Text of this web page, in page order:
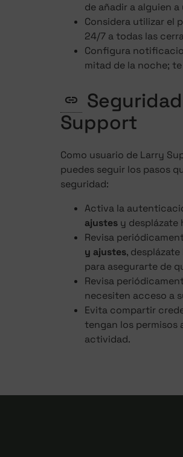
de añadir a alguien
Considera utilizar el
24/7 a todas las
Configura
mitad de la noche;
Support
Como usuario de Larry
puedes seguir los pasos
seguridad:
Activa la
ajustes y desplázate
Revisa
y ajustes,
para asegurarte de
Revisa
necesiten acceso a
Evita compartir
tengan los permisos
actividad.